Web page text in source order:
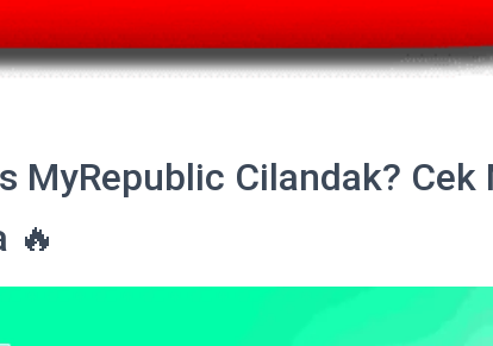
MyRepublic Cilandak? Cek
🔥